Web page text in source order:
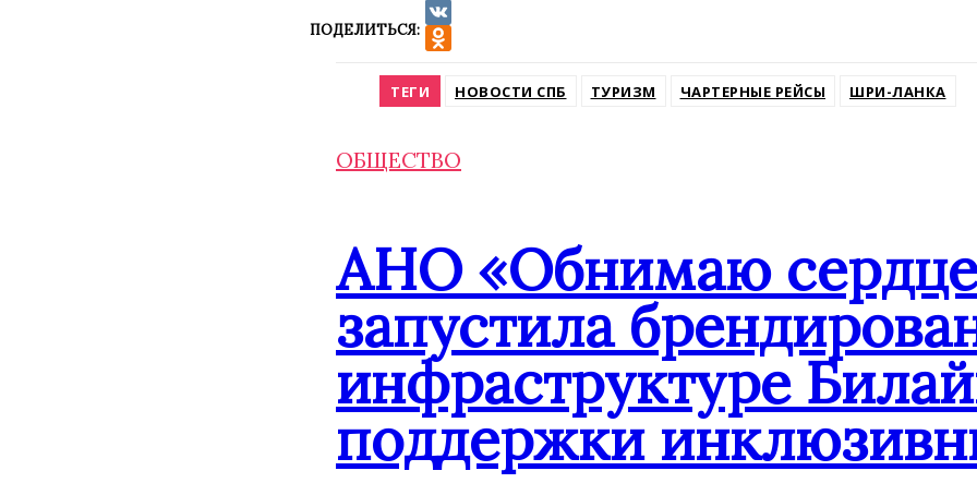
ПОДЕЛИТЬСЯ:
VK
ТЕГИ НОВОСТИ СПБ ТУРИЗМ ЧАРТЕРНЫЕ РЕЙСЫ ШРИ-ЛАНКА
ОБЩЕСТВО
АНО «Обнимаю
запустила
инфраструктуре
поддержки